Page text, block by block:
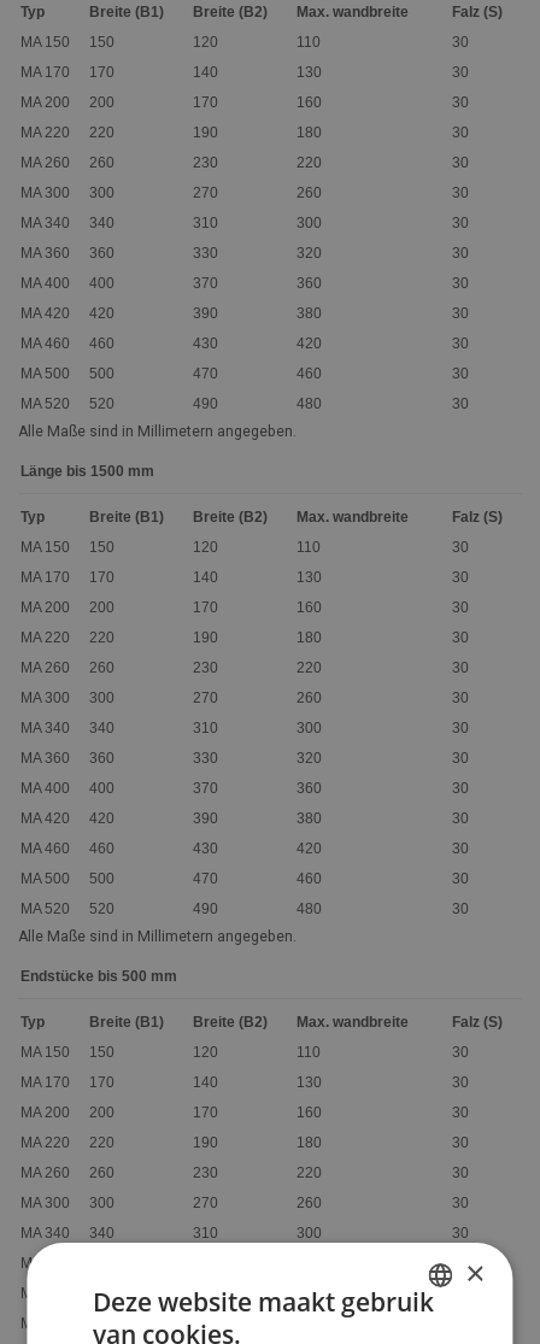
Typ Breite (B1) Breite (B2) Max. wandbreite
Falz (S)
MA 150
150 120 110
30
MA 170
170 140 130
30
MA 200
200 170 160
30
MA 220
220 190 180
30
MA 260
260 230 220
30
MA 300
300 270 260
30
MA 340
340 310 300
30
MA 360
360 330 320
30
MA 400
400 370 360
30
MA 420
420 390 380
30
MA 460
460 430 420
30
MA 500
500 470 460
30
MA 520
520 490 480
30
Alle Maße sind in Millimetern angegeben.
Länge bis 1500 mm
Typ Breite (B1) Breite (B2) Max. wandbreite
Falz (S)
MA 150
150 120 110
30
MA 170
170 140 130
30
MA 200
200 170 160
30
MA 220
220 190 180
30
MA 260
260 230 220
30
MA 300
300 270 260
30
MA 340
340 310 300
30
MA 360
360 330 320
30
MA 400
400 370 360
30
MA 420
420 390 380
30
MA 460
460 430 420
30
MA 500
500 470 460
30
MA 520
520 490 480
30
Alle Maße sind in Millimetern angegeben.
Endstücke bis 500 mm
Typ Breite (B1) Breite (B2) Max. wandbreite
Falz (S)
MA 150
150 120 110
30
MA 170
170 140 130
30
MA 200
200 170 160
30
MA 220
220 190 180
30
MA 260
260 230 220
30
MA 300
300 270 260
30
MA 340
340 310 300
30
MA 360
30
MA 400
400 370 360
MA 420
390
×
Deze website maakt gebruik
van cookies.